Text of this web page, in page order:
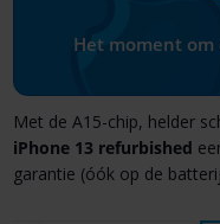
Het moment
Met de A15-chip, helder
iPhone 13 refurbished
garantie (óók op de